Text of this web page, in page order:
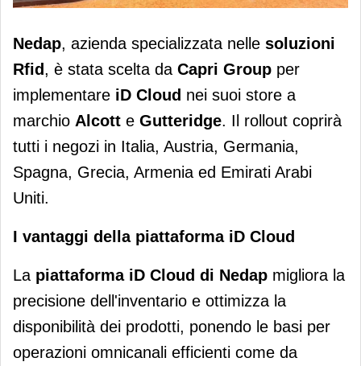
Capri Group sceglie Nedap per
l’implementazione completa di Rfid
per i suoi store
Nedap, azienda specializzata nelle soluzioni
Rfid, è stata scelta da Capri Group per
implementare iD Cloud nei suoi store a
marchio Alcott e Gutteridge. Il rollout coprirà
tutti i negozi in Italia, Austria, Germania,
Spagna, Grecia, Armenia ed Emirati Arabi
Uniti.
I vantaggi della piattaforma iD Cloud
La piattaforma iD Cloud di Nedap migliora la
precisione dell'inventario e ottimizza la
disponibilità dei prodotti, ponendo le basi per
operazioni omnicanali efficienti come da